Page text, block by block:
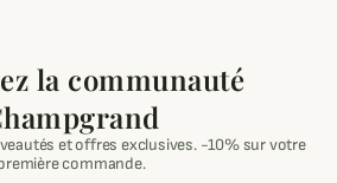
la communauté
et offres exclusives. -10% sur votre
commande.